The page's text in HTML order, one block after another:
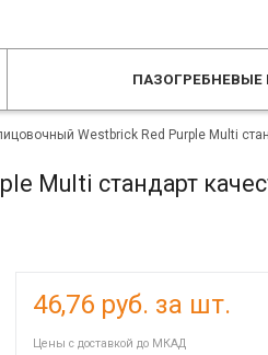
ПАЗОГРЕБНЕВЫЕ
Westbrick Red Purple Multi
Multi стандарт
46,76 руб. за шт.
Цены с доставкой до МКАД